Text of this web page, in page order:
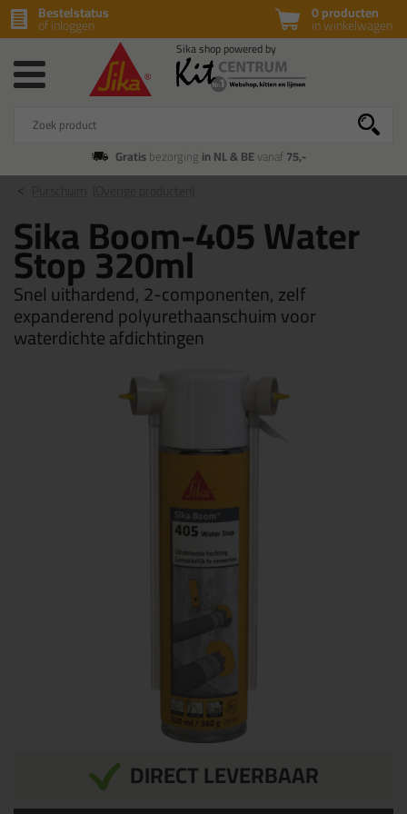
0 producten
in winkelwagen
Bestelstatus
of inloggen
Gratisbezorging in NL & BEvanaf75,-
Sika Boom-405 Water
Stop 320ml
Snel uithardend, 2-componenten, zelf
expanderend polyurethaanschuim voor
waterdichte afdichtingen
DIRECT LEVERBAAR